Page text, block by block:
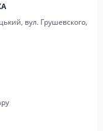
вул. Грушевского,